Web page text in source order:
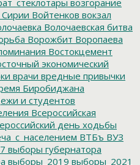
Сирии Войтенков вокзал
Волочаевская битва
Ворожбит Воропаева
Востокцемент
экономический
врачи вредные привычки
Биробиджана
и студентов
Всероссийская
день ходьбы
ВТБъ ВУЗ
выборы губернатора
выборы_2019 выборы_2021